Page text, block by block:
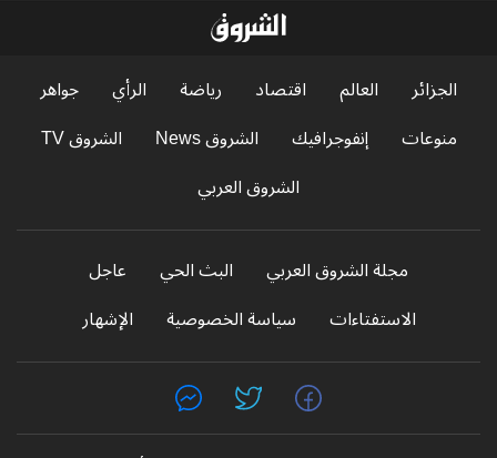
الجزائر العالم اقتصاد رياضة الرأي
جواهر
منوعات
إنفوجرافيك الشروق News
الشروق TV
الشروق العربي
مجلة الشروق العربي البث الحي
عاجل
الاستفتاءات
سياسة الخصوصية الإشهار